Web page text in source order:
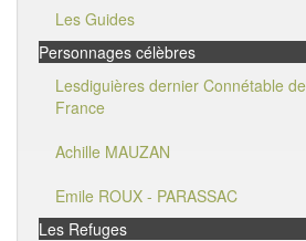
Les Guides
Personnages célèbres
Lesdiguières dernier Connétable de
France
Achille MAUZAN
Emile ROUX - PARASSAC
Les Refuges